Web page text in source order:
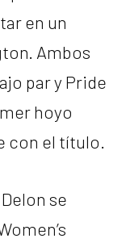
en un
Ambos
par y Pride
hoyo
con el título.
se